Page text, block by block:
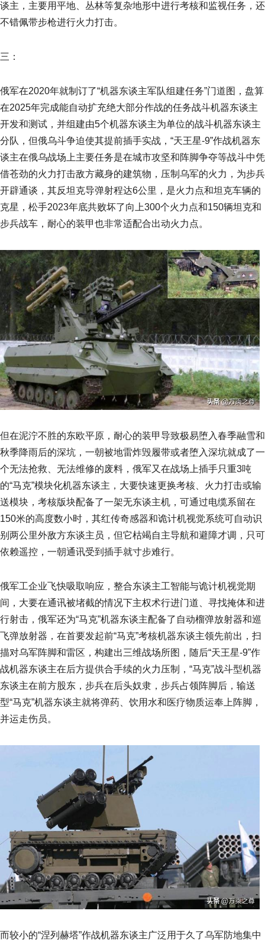
谈主，主要用平地、丛林等复杂地形中进行考核和监视任务，还
不错佩带步枪进行火力打击。
三：
俄军在2020年就制订了“机器东谈主军队组建任务”门道图，盘算
在2025年完成能自动扩充绝大部分作战的任务战斗机器东谈主
开发和测试，并组建由5个机器东谈主为单位的战斗机器东谈主
分队，但俄乌斗争迫使其提前插手实战，“天王星-9”作战机器东
谈主在俄乌战场上主要任务是在城市攻坚和阵脚争夺等战斗中凭
借苍劲的火力打击敌方藏身的建筑物，压制乌军的火力，为步兵
开辟通谈，其反坦克导弹射程达6公里，是火力点和坦克车辆的
克星，松手2023年底共败坏了向上300个火力点和150辆坦克和
步兵战车，耐心的装甲也非常适配合出动火力点。
但在泥泞不胜的东欧平原，耐心的装甲导致极易堕入春季融雪和
秋季降雨后的深坑，一朝被地雷炸毁履带或者堕入深坑就成了一
个无法抢救、无法维修的废料，俄军又在战场上插手只重3吨
的“马克”模块化机器东谈主，大要快速更换考核、火力打击或输
送模块，考核版块配备了一架无东谈主机，可通过电缆系留在
150米的高度数小时，其红传奇感器和诡计机视觉系统可自动识
别两公里外敌方东谈主员，但它枯竭自主导航和避障才调，只可
依赖遥控，一朝通讯受到插手就寸步难行。
俄军工企业飞快吸取响应，整合东谈主工智能与诡计机视觉期
间，大要在通讯被堵截的情况下主权术行进门道、寻找掩体和进
行射击，俄军还为“马克”机器东谈主配备了自动榴弹放射器和巡
飞弹放射器，在首要发起前“马克”考核机器东谈主领先前出，扫
描对乌军阵脚和雷区，构建出三维战场所图，随后“天王星-9”作
战机器东谈主在后方提供合手续的火力压制，“马克”战斗型机器
东谈主在前方股东，步兵在后头奴隶，步兵占领阵脚后，输送
型“马克”机器东谈主就将弹药、饮用水和医疗物质运奉上阵脚，
并运走伤员。
而较小的“涅列赫塔”作战机器东谈主广泛用于久了乌军防地集中